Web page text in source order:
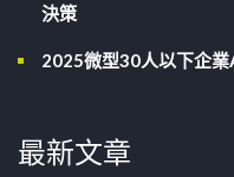
決策
2025微型30人以下企業
最新文章